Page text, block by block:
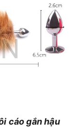
cáo gắn hậu